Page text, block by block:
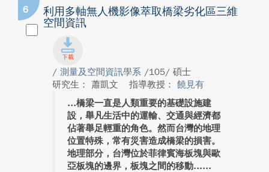
6
利用多軸無人機影像萃取橋梁劣化區三維
空間資訊
/ 測量及空間資訊學系 /105/ 碩士
研究生： 蕭凱文
指導教授： 饒見有
橋梁一直是人類重要的基礎設施建
設，舉凡生活中的運輸、交通與經濟都
佔著舉足輕重的角色。然而台灣的地理
位置特殊，常有災害造成橋梁的損害。
地理部分，台灣位於菲律賓海板塊與歐
亞板塊的邊界，板塊之間的移動...